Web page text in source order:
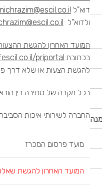
דוא"ל
ולדוא"ל
המועד האחרון להגשת
בכתובת:priportal
להגשת הצעות או שלא דרך
בכל מקרה של סתירה בין
החברה לשירותי איכות
מועד פרסום המכרז
המועד האחרון להגשת